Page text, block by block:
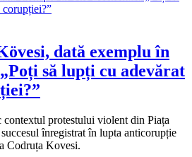
dată exemplu în
să lupți cu adevărat
protestului violent din Piața
înregistrat în lupta anticorupție
Codruța Kovesi.